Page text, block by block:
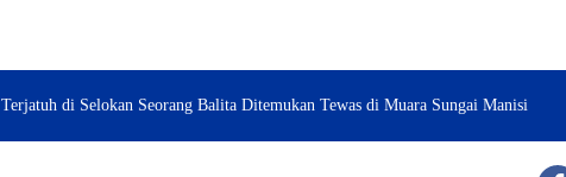
Terjatuh di Selokan Seorang Balita Ditemukan Tewas di Muara Sungai Manisi